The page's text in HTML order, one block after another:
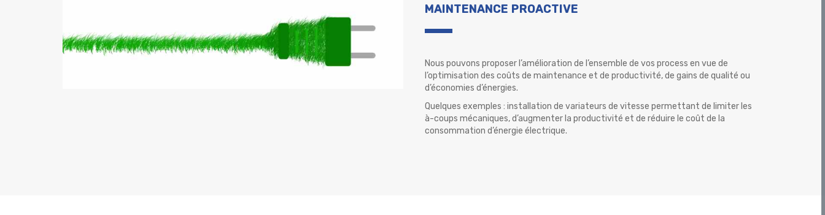
MAINTENANCE PROACTIVE
Nous pouvons proposer l’amélioration de l’ensemble de vos process en vue de
l’optimisation des coûts de maintenance et de productivité, de gains de qualité ou
d’économies d’énergies.
Quelques exemples : installation de variateurs de vitesse permettant de limiter les
à-coups mécaniques, d’augmenter la productivité et de réduire le coût de la
consommation d’énergie électrique.